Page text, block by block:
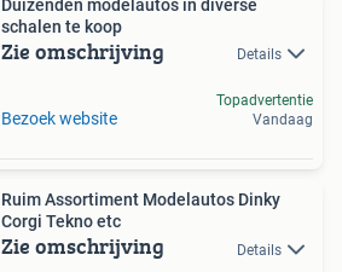
Duizenden modelautos in diverse
schalen te koop
Zie omschrijving Details
Bezoek website
Topadvertentie
Vandaag
Ruim Assortiment Modelautos Dinky
Corgi Tekno etc
Zie omschrijving Details